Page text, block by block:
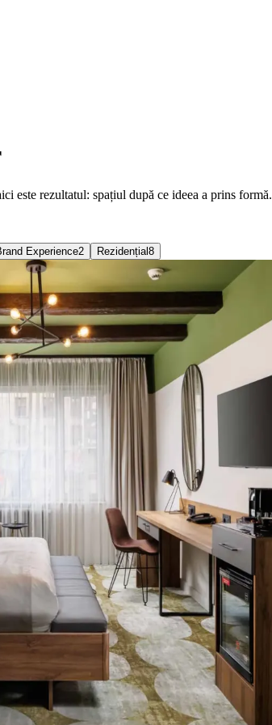
este rezultatul: spațiul după ce ideea a prins formă.
Experience2 Rezidențial 8